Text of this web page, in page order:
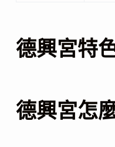
德興宮特
德興宮怎